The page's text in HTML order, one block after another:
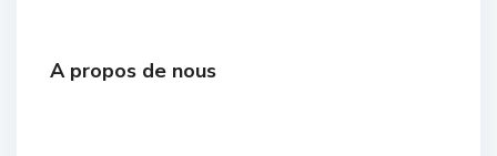
A propos de nous